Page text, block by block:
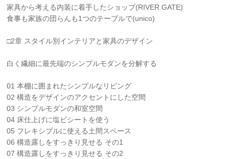
家具から考える内装に着手したショップ(RIVER GATE)
食事も家族の団らんも1つのテーブルで(unico)
□2章 スタイル別インテリアと家具のデザイン
白く繊細に最先端のシンプルモダンを分解する
01 本棚に囲まれたシンプルなリビング
02 構造をデザインのアクセントにした空間
03 シンプルモダンの和室空間
04 床仕上げに塩ビシートを使う
05 フレキシブルに使える土間スペース
06 構造露しをすっきり見せる その1
07 構造露しをすっきり見せる その2